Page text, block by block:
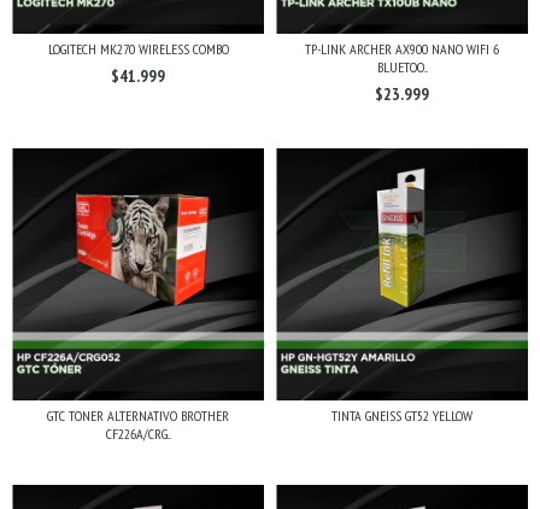
LOGITECH MK270 WIRELESS COMBO
$41.999
TP-LINK ARCHER AX900 NANO WIFI 6
BLUETOO...
$23.999
GTC TONER ALTERNATIVO BROTHER
CF226A/CRG...
TINTA GNEISS GT52 YELLOW